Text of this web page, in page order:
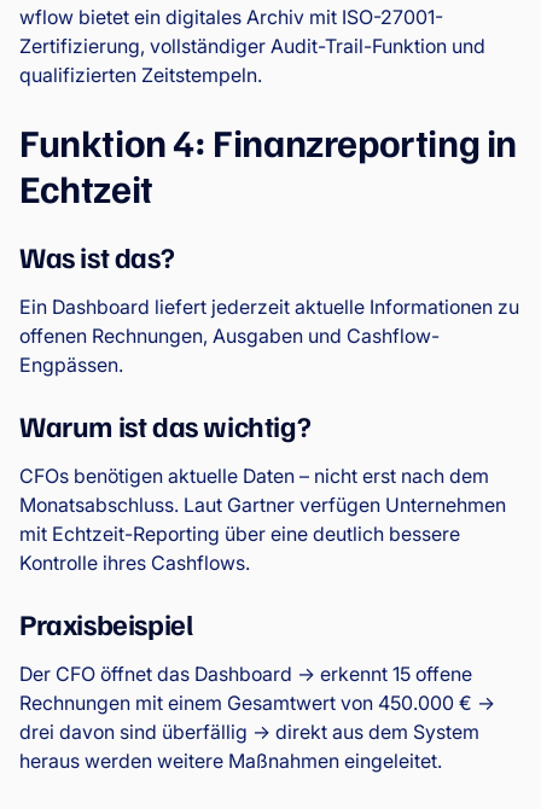
wflow bietet ein digitales Archiv mit ISO-27001-
Zertifizierung, vollständiger Audit-Trail-Funktion und
qualifizierten Zeitstempeln.
Funktion 4: Finanzreporting in
Echtzeit
Was ist das?
Ein Dashboard liefert jederzeit aktuelle Informationen zu
offenen Rechnungen, Ausgaben und Cashflow-
Engpässen.
Warum ist das wichtig?
CFOs benötigen aktuelle Daten – nicht erst nach dem
Monatsabschluss. Laut Gartner verfügen Unternehmen
mit Echtzeit-Reporting über eine deutlich bessere
Kontrolle ihres Cashflows.
Praxisbeispiel
Der CFO öffnet das Dashboard → erkennt 15 offene
Rechnungen mit einem Gesamtwert von 450.000 € →
drei davon sind überfällig → direkt aus dem System
heraus werden weitere Maßnahmen eingeleitet.